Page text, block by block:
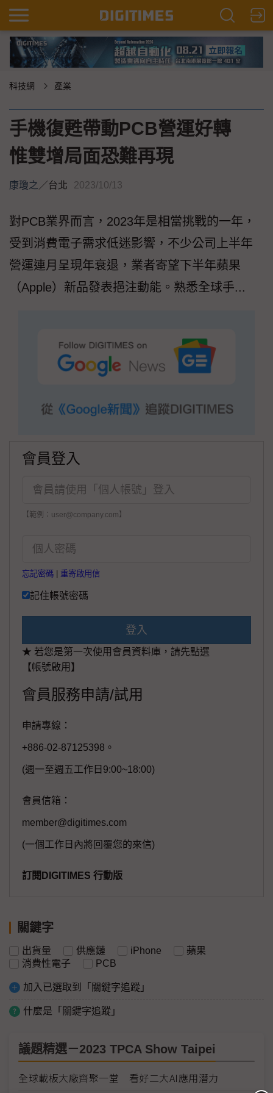
科技網 產業
手機復甦帶動PCB營運好轉
惟雙增局面恐難再現
康瓊之 ／台北 2023/10/13
對PCB業界而言，2023年是相當挑戰的一年，
受到消費電子需求低迷影響，不少公司上半年
營運連月呈現年衰退，業者寄望下半年蘋果
（Apple）新品發表挹注動能。熟悉全球手...
會員登入
【範例：user@company.com】
忘記密碼 重寄啟用信
記住帳號密碼
登入
★ 若您是第一次使用會員資料庫，請先點選
【帳號啟用】
會員服務申請/試用
申請專線：
+886-02-87125398。
(週一至週五工作日9:00~18:00)
會員信箱：
member@digitimes.com
(一個工作日內將回覆您的來信)
訂閱DIGITIMES 行動版
關鍵字
出貨量 供應鏈 iPhone
蘋果
消費性電子
PCB
加入已選取到「關鍵字追蹤」
什麼是「關鍵字追蹤」
議題精選－2023 TPCA Show Taipei
全球載板大廠齊聚一堂 看好二大AI應用潛力